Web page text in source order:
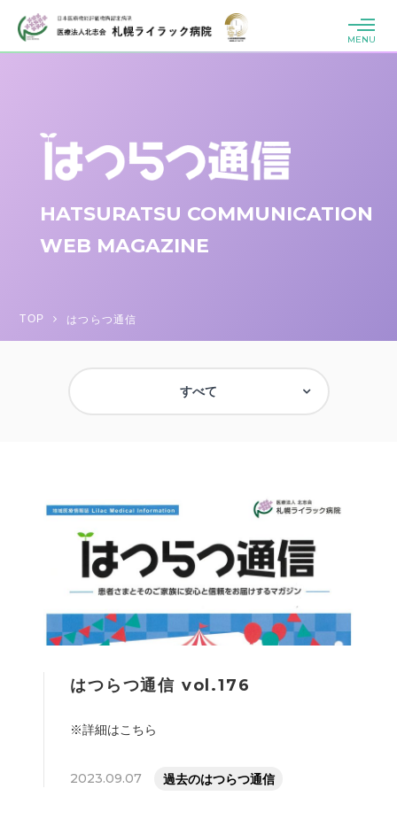
MENU
HATSURATSU COMMUNICATION
WEB MAGAZINE
TOP はつらつ通信
すべて
はつらつ通信 vol.176
※詳細はこちら
2023.09.07 過去のはつらつ通信